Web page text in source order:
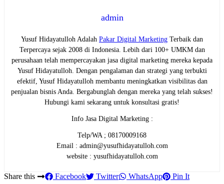
admin
Yusuf Hidayatulloh Adalah Pakar Digital Marketing Terbaik dan
Terpercaya sejak 2008 di Indonesia. Lebih dari 100+ UMKM dan
perusahaan telah mempercayakan jasa digital marketing mereka kepada
Yusuf Hidayatulloh. Dengan pengalaman dan strategi yang terbukti
efektif, Yusuf Hidayatulloh membantu meningkatkan visibilitas dan
penjualan bisnis Anda. Bergabunglah dengan mereka yang telah sukses!
Hubungi kami sekarang untuk konsultasi gratis!
Info Jasa Digital Marketing :
Telp/WA ; 08170009168
Email : admin@yusufhidayatulloh.com
website : yusufhidayatulloh.com
Share this Facebook Twitter WhatsApp Pin It